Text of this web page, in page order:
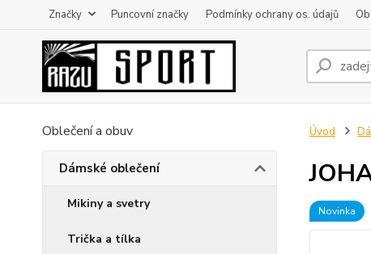
Značky Puncovní značky Podmínky ochrany os. údajů
Oblečení a obuv
Dámské oblečení
Mikiny a svetry
Trička a tílka
Úvod
Novinka